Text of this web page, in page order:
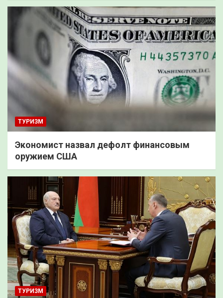
ТУРИЗМ
Экономист назвал дефолт финансовым
оружием США
ТУРИЗМ